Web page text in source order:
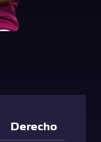
Derecho